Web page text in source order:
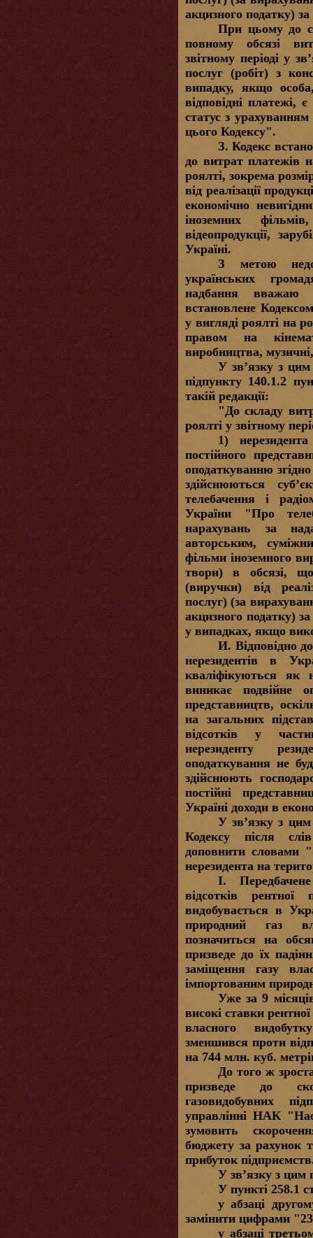
акцизного податку)
При цьому до
повному обсязі
звітному періоді у
послуг (робіт) з
випадку, якщо
відповідні
статус з
цього Кодексу".
З. Кодекс
до витрат платежів
роялті, зокрема
від реалізації
економічно
іноземних
відеопродукції,
Україні.
З метою
українських
надбання вважаю
встановлене
у вигляді роялті на
правом на
виробництва,
У зв’язку з
підпункту 140.1.2
такій редакції:
"До складу
роялті у звітному
1)
постійного
оподаткуванню
здійснюються
телебачення і
України "Про
нарахувань за
авторським,
фільми іноземного
твори) в обсязі,
(виручки) від
послуг) (за
акцизного податку)
у випадках, якщо
И. Відповідно
нерезидентів в
кваліфікуються як
виникає подвійне
представництв,
на загальних
відсотків у
нерезиденту
оподаткування не
здійснюють
постійні
Україні доходи в
У зв’язку з
Кодексу після
доповнити словами
нерезидента на
І.
відсотків
видобувається в
природний газ
позначиться на
призведе до їх
заміщення газу
імпортованим
Уже за 9
високі ставки
власного
зменшився проти
на 744 млн. куб.
До того ж
призведе до
газовидобувних
управлінні НАК
зумовить
бюджету за рахунок
прибуток
У зв’язку з
У пункті 258.1
у абзаці
замінити цифрами
у абзаці